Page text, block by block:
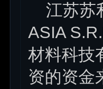
江苏苏
ASIA
材料科技
资的资金